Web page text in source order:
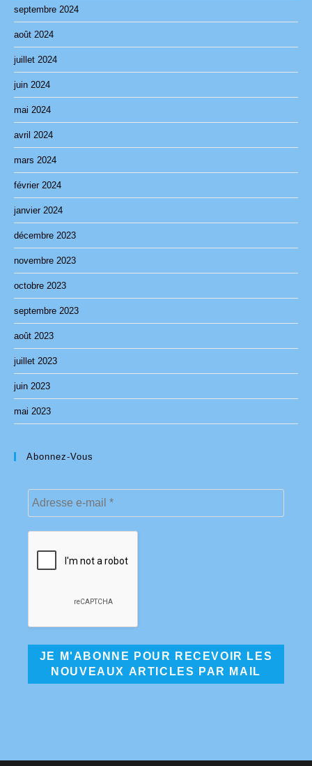
septembre 2024
août 2024
juillet 2024
juin 2024
mai 2024
avril 2024
mars 2024
février 2024
janvier 2024
décembre 2023
novembre 2023
octobre 2023
septembre 2023
août 2023
juillet 2023
juin 2023
mai 2023
Abonnez-Vous